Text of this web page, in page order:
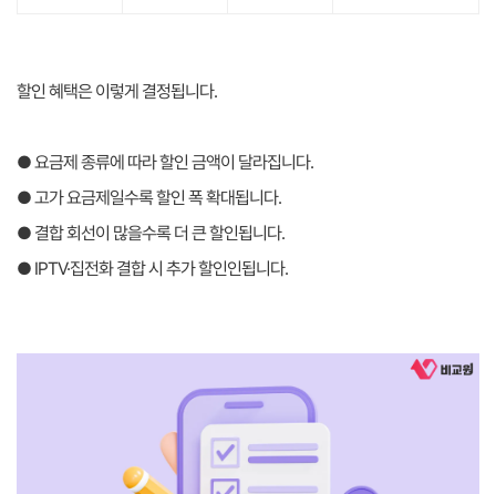
할인 혜택은 이렇게 결정됩니다.
● 요금제 종류에 따라 할인 금액이 달라집니다.
● 고가 요금제일수록 할인 폭 확대됩니다.
● 결합 회선이 많을수록 더 큰 할인됩니다.
● IPTV·집전화 결합 시 추가 할인인됩니다.